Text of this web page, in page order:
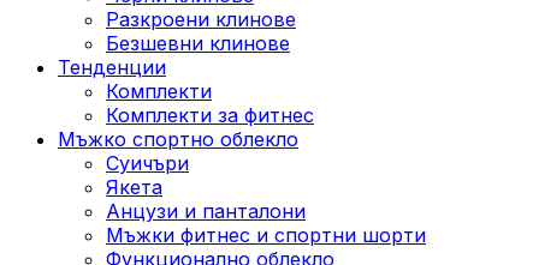
Разкроени клинове
Безшевни клинове
Тенденции
Комплекти
Комплекти за фитнес
Мъжко спортно облекло
Суичъри
Якета
Aнцузи и панталони
Mъжки фитнес и спортни шорти
Функционално облекло